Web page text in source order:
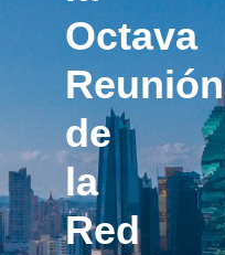
Octava
Reunión
de
la
Red